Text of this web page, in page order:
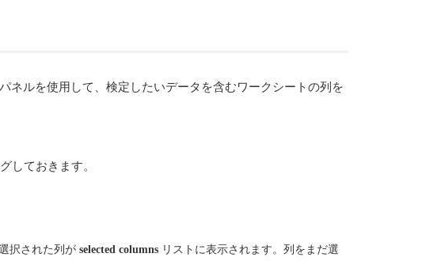
ネルを使用して、検定したいデータを含むワークシートの列を
しておきます。
択された列がselected columns リストに表示されます。列をまだ選